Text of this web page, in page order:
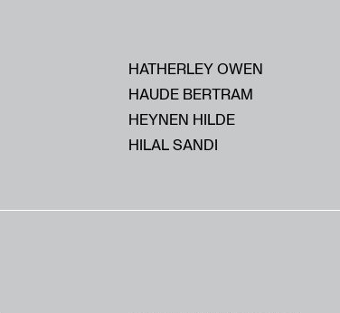
HATHERLEY OWEN
HAUDE BERTRAM
HEYNEN HILDE
HILAL SANDI